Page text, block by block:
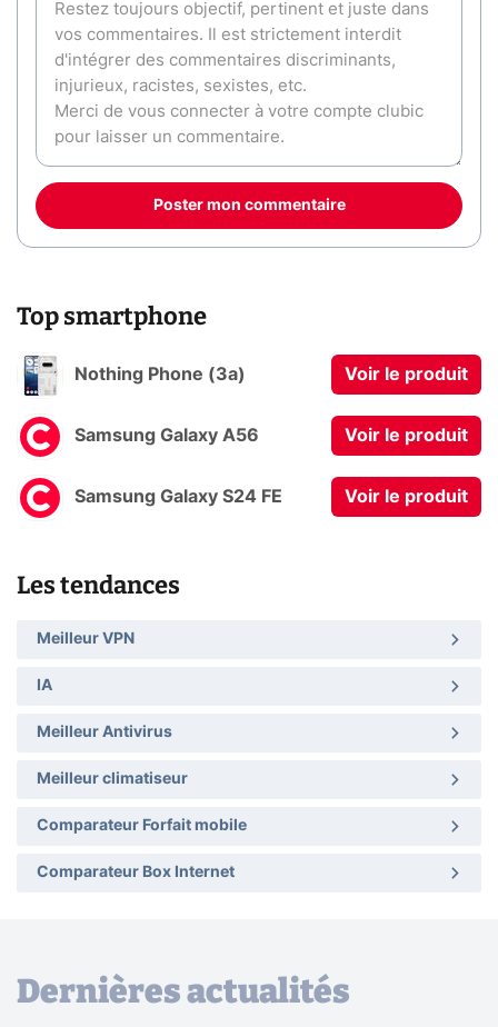
Poster mon commentaire
Top smartphone
Nothing Phone (3a) Voir le produit
Samsung Galaxy A56 Voir le produit
Samsung Galaxy S24 FE Voir le produit
Les tendances
Meilleur VPN
IA
Meilleur Antivirus
Meilleur climatiseur
Comparateur Forfait mobile
Comparateur Box Internet
Dernières actualités